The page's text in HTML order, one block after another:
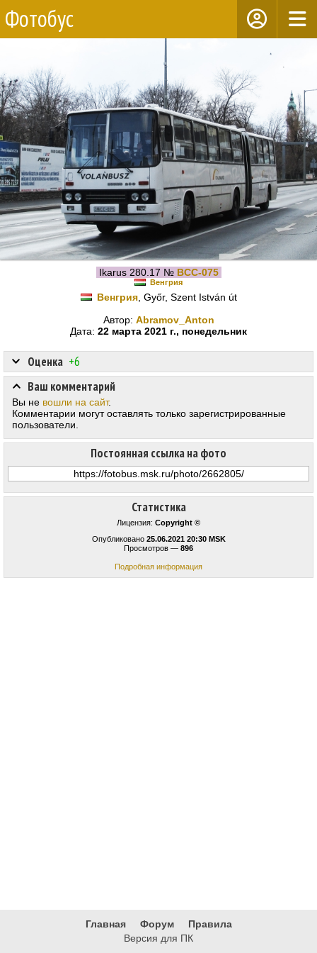
Фотобус
Ikarus 280.17 № BCC-075
Венгрия
Венгрия, Győr, Szent István út
Автор: Abramov_Anton
Дата: 22 марта 2021 г., понедельник
Статистика
Лицензия: Copyright ©
Опубликовано 25.06.2021 20:30 MSK
Просмотров — 896
Подробная информация
Оценка +6
Постоянная ссылка на фото
Ваш комментарий
Вы не вошли на сайт.
Комментарии могут оставлять только зарегистрированные
пользователи.
Главная Форум
Правила
Версия для ПК